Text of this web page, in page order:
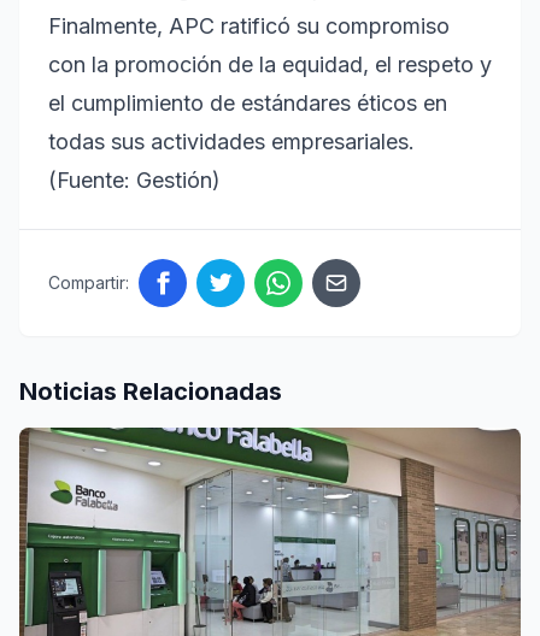
Finalmente, APC ratificó su compromiso
con la promoción de la equidad, el respeto y
el cumplimiento de estándares éticos en
todas sus actividades empresariales.
(Fuente: Gestión)
Compartir:
Noticias Relacionadas